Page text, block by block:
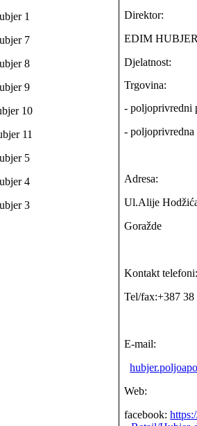
Direktor:
EDIM
Djelatnost:
Trgovina:
- poljoprivredni
- poljoprivredna
Adresa:
Ul.Alije
Goražde
Kontakt
Tel/fax:+387 38
E-mail:
Web:
facebook: